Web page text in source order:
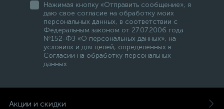
Нажимая кнопку «Отправить сообщение», я
даю свое согласие на обработку моих
персональных данных, в соответствии с
Федеральным законом от 27.07.2006 года
№152-ФЗ «О персональных данных», на
условиях и для целей, определенных в
Согласии на обработку персональных
данных
Акции и скидки